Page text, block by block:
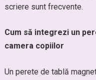
scriere sunt frecvente.
Cum să integrezi un
camera copiilor
Un perete de tablă